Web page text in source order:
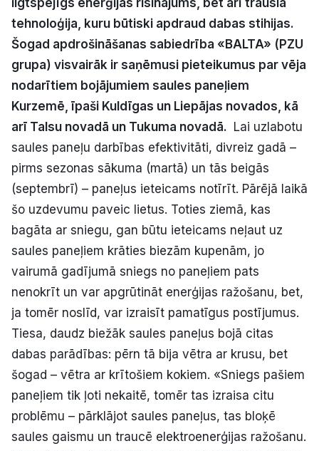
Sludinājumi
Pasākumi
Reklāma
Politiskā reklāma
Par mums
Kontakti
Ziņo redakcijai
Facebook Instagram YouTube
E-avīze Abonē
ilgtspējīgs enerģijas risinājums, bet arī trausla
tehnoloģija, kuru būtiski apdraud dabas stihijas.
Šogad apdrošināšanas sabiedrība «BALTA» (PZU
grupa) visvairāk ir saņēmusi pieteikumus par vēja
nodarītiem bojājumiem saules paneļiem
Kurzemē, īpaši Kuldīgas un Liepājas novados, kā
arī Talsu novadā un Tukuma novadā. Lai uzlabotu
saules paneļu darbības efektivitāti, divreiz gadā –
pirms sezonas sākuma (martā) un tās beigās
(septembrī) – paneļus ieteicams notīrīt. Pārējā laikā
šo uzdevumu paveic lietus. Toties ziemā, kas
bagāta ar sniegu, gan būtu ieteicams neļaut uz
saules paneļiem krāties biezām kupenām, jo
vairumā gadījumā sniegs no paneļiem pats
nenokrīt un var apgrūtināt enerģijas ražošanu, bet,
ja tomēr noslīd, var izraisīt pamatīgus postījumus.
Tiesa, daudz biežāk saules paneļus bojā citas
dabas parādības: pērn tā bija vētra ar krusu, bet
šogad – vētra ar krītošiem kokiem. «Sniegs pašiem
paneļiem tik ļoti nekaitē, tomēr tas izraisa citu
problēmu – pārklājot saules paneļus, tas bloķē
saules gaismu un traucē elektroenerģijas ražošanu.